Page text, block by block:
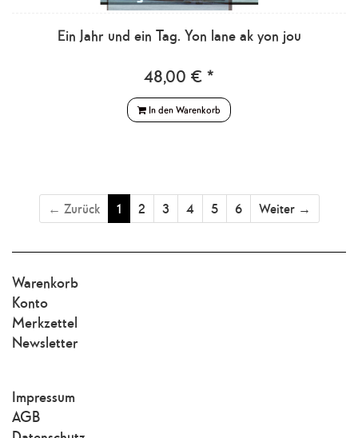
Ein Jahr und ein Tag. Yon lane ak yon jou
48,00 € *
In den Warenkorb
← Zurück 1 2 3 4 5 6 Weiter →
Warenkorb
Konto
Merkzettel
Newsletter
Impressum
AGB